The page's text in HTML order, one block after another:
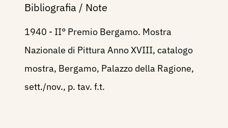
Bibliografia / Note
1940 - II° Premio Bergamo. Mostra
Nazionale di Pittura Anno XVIII, catalogo
mostra, Bergamo, Palazzo della Ragione,
sett./nov., p. tav. f.t.